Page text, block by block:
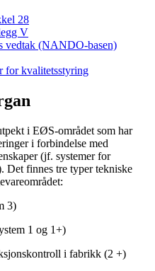
28
V
vedtak (NANDO-basen)
for kvalitetsstyring
i EØS-området som har
i forbindelse med
(jf. systemer for
Det finnes tre typer tekniske
3)
1 og 1+)
i fabrikk (2 +)